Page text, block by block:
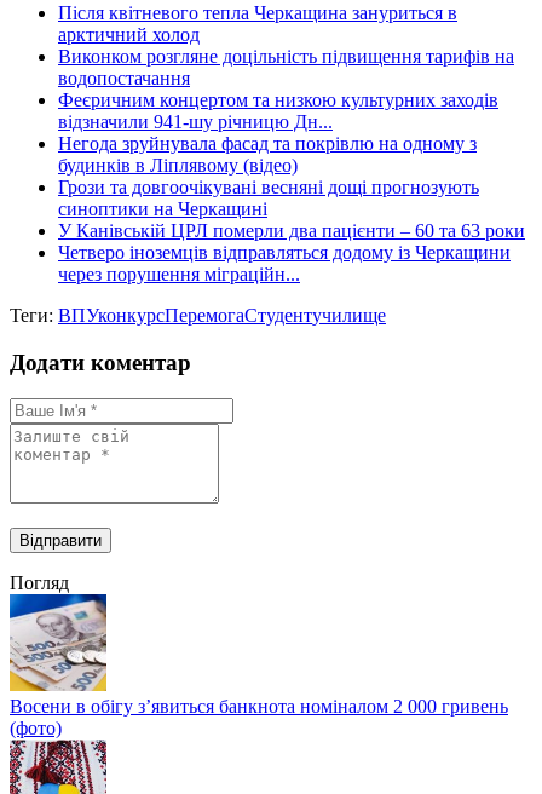
Після квітневого тепла Черкащина зануриться в
арктичний холод
Виконком розгляне доцільність підвищення тарифів на
водопостачання
Феєричним концертом та низкою культурних заходів
відзначили 941-шу річницю Дн...
Негода зруйнувала фасад та покрівлю на одному з
будинків в Ліплявому (відео)
Грози та довгоочікувані весняні дощі прогнозують
синоптики на Черкащині
У Канівській ЦРЛ померли два пацієнти – 60 та 63 роки
Четверо іноземців відправляться додому із Черкащини
через порушення міграційн...
Теги: ВПУконкурсПеремогаСтудентучилище
Додати коментар
Погляд
Восени в обігу з’явиться банкнота номіналом 2 000 гривень
(фото)